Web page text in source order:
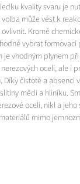
kvality svaru je
může vést k
Kromě
vybrat formovací
je vhodným plynem
ocelí, ale i
čistotě a absenci
mědi a hliníku.
oceli, nikl a jeho
mimo